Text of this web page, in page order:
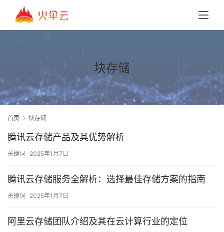
块存储
首页 块存储
腾讯云存储产品及其优势解析
关键词 2025年1月7日
腾讯云存储服务全解析：选择最佳存储方案的指南
关键词 2025年1月7日
阿里云存储团队介绍及其在云计算行业的定位